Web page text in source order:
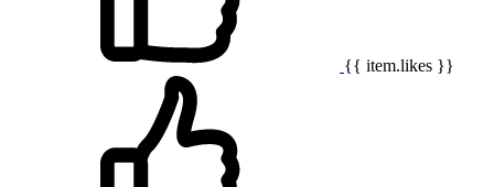
{{ item.likes }}